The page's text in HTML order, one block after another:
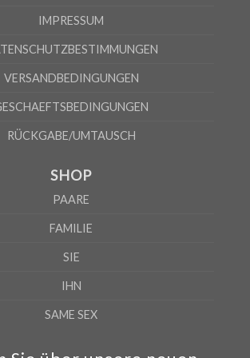
IMPRESSUM
VERSANDBEDINGUNGEN
RÜCKGABE/UMTAUSCH
SHOP
PAARE
FAMILIE
SIE
IHN
SAME SEX